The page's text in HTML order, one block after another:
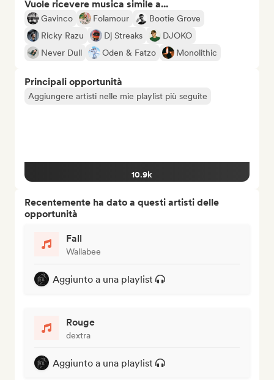
Vuole ricevere musica simile a...
Gavinco Folamour
Bootie Grove
Ricky Razu
Dj Streaks
DJOKO
Never Dull
Oden & Fatzo Monolithic
Principali opportunità
Aggiungere artisti nelle mie playlist più seguite
10.9k
Recentemente ha dato a questi artisti delle
opportunità
Fall
Wallabee
Aggiunto a una playlist
Rouge
dextra
Aggiunto a una playlist